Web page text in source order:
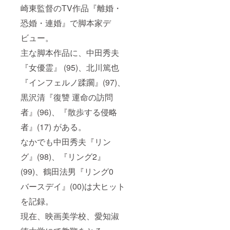
崎東監督のTV作品『離婚・
恐婚・連婚』で脚本家デ
ビュー。
主な脚本作品に、中田秀夫
『女優霊』 (95)、北川篤也
『インフェルノ蹂躙』(97)、
黒沢清『復讐 運命の訪問
者』(96)、『散歩する侵略
者』(17) がある。
なかでも中田秀夫『リン
グ』(98)、『リング2』
(99)、鶴田法男『リング0
バースデイ』(00)は大ヒット
を記録。
現在、映画美学校、愛知淑